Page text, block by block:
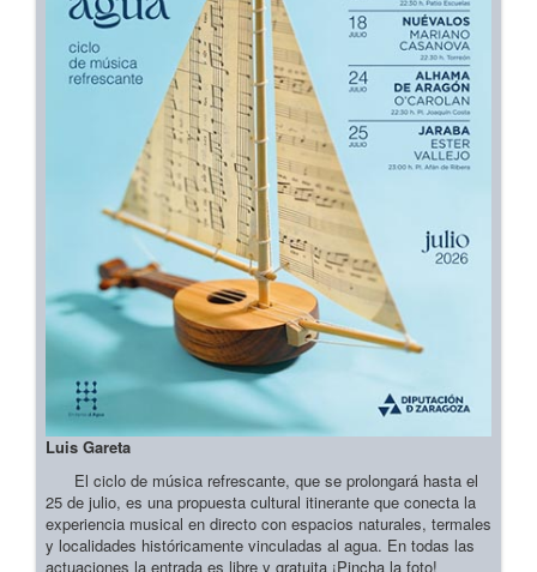
Luis Gareta
El ciclo de música refrescante, que se prolongará hasta el
25 de julio, es una propuesta cultural itinerante que conecta la
experiencia musical en directo con espacios naturales, termales
y localidades históricamente vinculadas al agua. En todas las
actuaciones la entrada es libre y gratuita ¡Pincha la foto!